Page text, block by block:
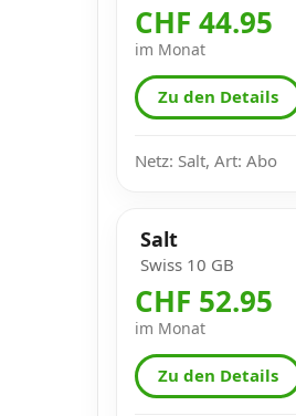
CHF 44.95
im Monat
Zu den Details
Netz: Salt, Art: Abo
Salt
Swiss 10 GB
CHF 52.95
im Monat
Zu den Details